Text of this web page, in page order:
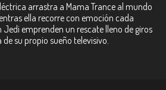
arrastra a Mama Trance al mundo
ella recorre con emoción cada
Jedi emprenden un rescate lleno de giros
su propio sueño televisivo.